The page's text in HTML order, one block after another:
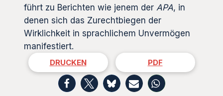
führt zu Berichten wie jenem der APA, in
denen sich das Zurechtbiegen der
Wirklichkeit in sprachlichem Unvermögen
manifestiert.
DRUCKEN PDF